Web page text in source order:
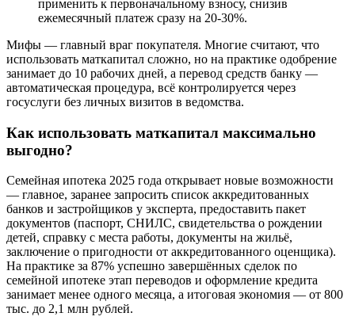
применить к первоначальному взносу, снизив
ежемесячный платеж сразу на 20-30%.
Мифы — главный враг покупателя. Многие считают, что
использовать маткапитал сложно, но на практике одобрение
занимает до 10 рабочих дней, а перевод средств банку —
автоматическая процедура, всё контролируется через
госуслуги без личных визитов в ведомства.
Как использовать маткапитал максимально
выгодно?
Семейная ипотека 2025 года открывает новые возможности
— главное, заранее запросить список аккредитованных
банков и застройщиков у эксперта, предоставить пакет
документов (паспорт, СНИЛС, свидетельства о рождении
детей, справку с места работы, документы на жильё,
заключение о пригодности от аккредитованного оценщика).
На практике за 87% успешно завершённых сделок по
семейной ипотеке этап переводов и оформление кредита
занимает менее одного месяца, а итоговая экономия — от 800
тыс. до 2,1 млн рублей.